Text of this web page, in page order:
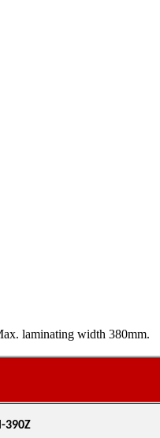
laminating width 380mm.
390Z